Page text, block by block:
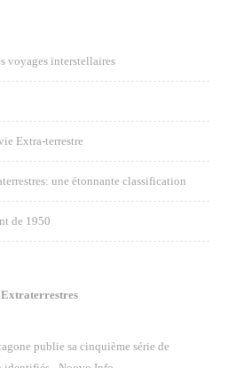
voyages interstellaires
Extra-terrestre
une étonnante classification
de 1950
publie sa cinquième série de